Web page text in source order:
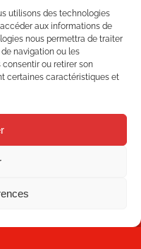
utilisons des technologies
aux informations de
nous permettra de traiter
navigation ou les
ou retirer son
certaines caractéristiques et
Qualité
Blog